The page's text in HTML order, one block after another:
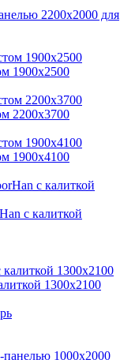
2200x2000 для
1900x2500
2200x3700
1900x4100
с калиткой
1300х2100